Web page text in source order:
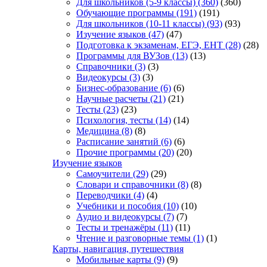
Для школьников (5-9 классы) (360) (360)
Обучающие программы (191) (191)
Для школьников (10-11 классы) (93) (93)
Изучение языков (47) (47)
Подготовка к экзаменам, ЕГЭ, ЕНТ (28) (28)
Программы для ВУЗов (13) (13)
Справочники (3) (3)
Видеокурсы (3) (3)
Бизнес-образование (6) (6)
Научные расчеты (21) (21)
Тесты (23) (23)
Психология, тесты (14) (14)
Медицина (8) (8)
Расписание занятий (6) (6)
Прочие программы (20) (20)
Изучение языков
Самоучители (29) (29)
Словари и справочники (8) (8)
Переводчики (4) (4)
Учебники и пособия (10) (10)
Аудио и видеокурсы (7) (7)
Тесты и тренажёры (11) (11)
Чтение и разговорные темы (1) (1)
Карты, навигация, путешествия
Мобильные карты (9) (9)